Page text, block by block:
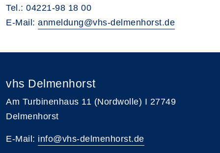
Tel.: 04221-98 18 00
E-Mail: anmeldung@vhs-delmenhorst.de
vhs Delmenhorst
Am Turbinenhaus 11 (Nordwolle) I 27749
Delmenhorst
E-Mail: info@vhs-delmenhorst.de